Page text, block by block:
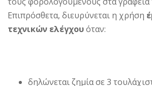
Επιπρόσθετα, διευρύνεται η χρήση
τεχνικών ελέγχουόταν:
δηλώνεται ζημία σε 3